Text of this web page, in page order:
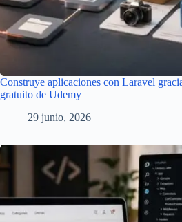
Construye aplicaciones con Laravel
gratuito de Udemy
29 junio, 2026